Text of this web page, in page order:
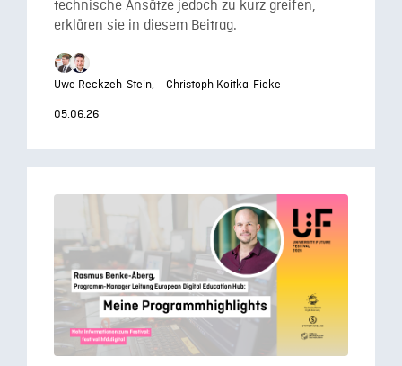
technische Ansätze jedoch zu kurz greifen,
erklären sie in diesem Beitrag.
Uwe Reckzeh-Stein,
Christoph Koitka-Fieke
05.06.26